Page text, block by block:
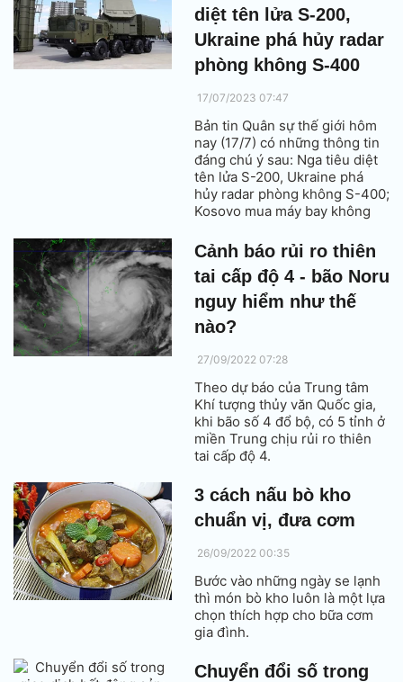
diệt tên lửa S-200,
Ukraine phá hủy radar
phòng không S-400
17/07/2023 07:47
Bản tin Quân sự thế giới hôm
nay (17/7) có những thông tin
đáng chú ý sau: Nga tiêu diệt
tên lửa S-200, Ukraine phá
hủy radar phòng không S-400;
Kosovo mua máy bay không
Kỳ; Hàn Quốc - Mỹ - Nhật Bản;
Nga - Trung Quốc đồng loạt
tập trận.
Cảnh báo rủi ro thiên
tai cấp độ 4 - bão Noru
nguy hiểm như thế
nào?
27/09/2022 07:28
Theo dự báo của Trung tâm
Khí tượng thủy văn Quốc gia,
khi bão số 4 đổ bộ, có 5 tỉnh ở
miền Trung chịu rủi ro thiên
tai cấp độ 4.
3 cách nấu bò kho
chuẩn vị, đưa cơm
26/09/2022 00:35
Bước vào những ngày se lạnh
thì món bò kho luôn là một lựa
chọn thích hợp cho bữa cơm
gia đình.
Chuyển đổi số trong